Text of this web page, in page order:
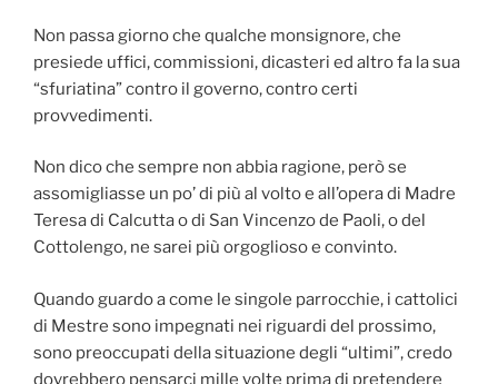
Non passa giorno che qualche monsignore, che
presiede uffici, commissioni, dicasteri ed altro fa la sua
“sfuriatina” contro il governo, contro certi
provvedimenti.
Non dico che sempre non abbia ragione, però se
assomigliasse un po’ di più al volto e all’opera di Madre
Teresa di Calcutta o di San Vincenzo de Paoli, o del
Cottolengo, ne sarei più orgoglioso e convinto.
Quando guardo a come le singole parrocchie, i cattolici
di Mestre sono impegnati nei riguardi del prossimo,
sono preoccupati della situazione degli “ultimi”, credo
dovrebbero pensarci mille volte prima di pretendere